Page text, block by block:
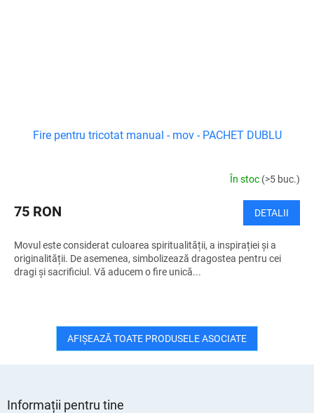
Fire pentru tricotat manual - mov - PACHET DUBLU
În stoc (>5 buc.)
75 RON DETALII
Movul este considerat culoarea spiritualității, a inspirației și a
originalității. De asemenea, simbolizează dragostea pentru cei
dragi și sacrificiul. Vă aducem o fire unică...
AFIŞEAZĂ TOATE PRODUSELE ASOCIATE
Informații pentru tine